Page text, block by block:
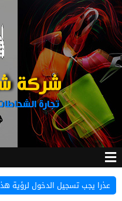
شركة
تجارة
عذرا يجب تسجيل الدخول لرؤية